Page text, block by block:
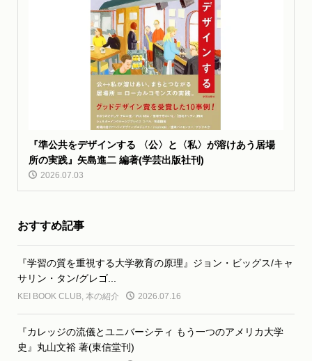
『準公共をデザインする 〈公〉と〈私〉が溶けあう居場
所の実践』矢島進二 編著(学芸出版社刊)
2026.07.03
おすすめ記事
『学習の質を重視する大学教育の原理』ジョン・ビッグス/キャ
サリン・タン/グレゴ...
KEI BOOK CLUB, 本の紹介 2026.07.16
『カレッジの流儀とユニバーシティ もう一つのアメリカ大学
史』丸山文裕 著(東信堂刊)